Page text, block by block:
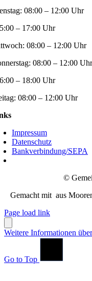
08:00 – 12:00 Uhr
– 17:00 Uhr
08:00 – 12:00 Uhr
08:00 – 12:00 Uhr
– 18:00 Uhr
08:00 – 12:00 Uhr
Impressum
Datenschutz
Bankverbindung/SEPA
©
Gemacht mit aus
Page load link
Weitere Informationen
Go to Top